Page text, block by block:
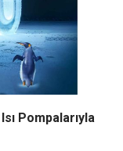
Pompalarıyla